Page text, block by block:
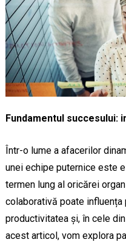
Fundamentul succesului:
Într-o lume a afacerilor
unei echipe puternice este
termen lung al oricărei
colaborativă poate
productivitatea și, în cele
acest articol, vom explora